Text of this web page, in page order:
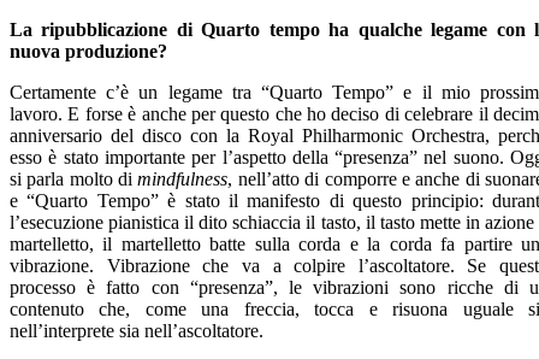
La ripubblicazione di Quarto tempo ha qualche legame con
nuova produzione?
Certamente c’è un legame tra “Quarto Tempo” e il mio
lavoro. E forse è anche per questo che ho deciso di celebrare il
anniversario del disco con la Royal Philharmonic Orchestra,
esso è stato importante per l’aspetto della “presenza” nel suono.
si parla molto dimindfulness, nell’atto di comporre e anche di
e “Quarto Tempo” è stato il manifesto di questo principio:
l’esecuzione pianistica il dito schiaccia il tasto, il tasto mette in
martelletto, il martelletto batte sulla corda e la corda fa partire
vibrazione. Vibrazione che va a colpire l’ascoltatore. Se
processo è fatto con “presenza”, le vibrazioni sono ricche di
contenuto che, come una freccia, tocca e risuona uguale
nell’interprete sia nell’ascoltatore.